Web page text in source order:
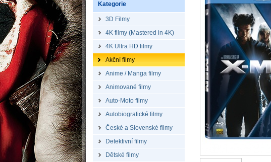
Kategorie
3D Filmy
4K filmy (Mastered in 4K)
4K Ultra HD filmy
Akční filmy
Anime / Manga filmy
Animované filmy
Auto-Moto filmy
Autobiografické filmy
České a Slovenské filmy
Detektivní filmy
Dětské filmy